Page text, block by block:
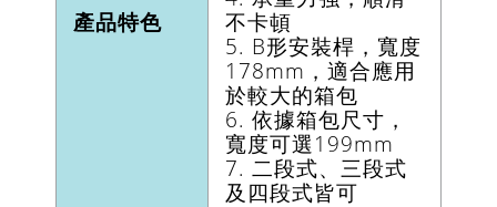
產品特色
不卡頓
5. B形安裝桿，寬度
178mm，適合應用
於較大的箱包
6. 依據箱包尺寸，
寬度可選199mm
7. 二段式、三段式
及四段式皆可